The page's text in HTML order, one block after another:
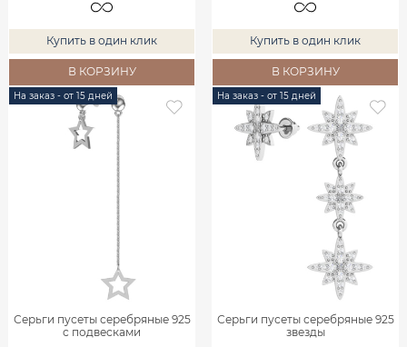
Купить в один клик
В КОРЗИНУ
Купить в один клик
В КОРЗИНУ
На заказ - от 15 дней
Серьги пусеты серебряные 925
с подвесками
На заказ - от 15 дней
Серьги пусеты серебряные 925
звезды